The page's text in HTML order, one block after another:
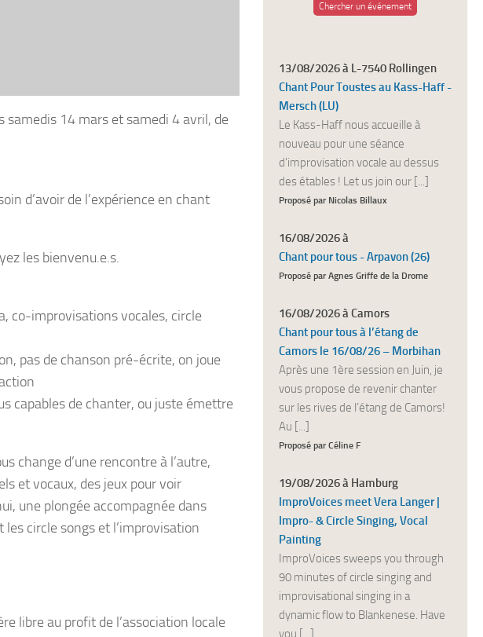
samedis 14 mars et samedi 4 avril, de
d’avoir de l’expérience en chant
les bienvenu.e.s.
co-improvisations vocales, circle
pas de chanson pré-écrite, on joue
capables de chanter, ou juste émettre
change d’une rencontre à l’autre,
et vocaux, des jeux pour voir
une plongée accompagnée dans
circle songs et l’improvisation
libre au profit de l’association locale
Chercher un événement
13/08/2026 à L-7540 Rollingen
Chant Pour Toustes au Kass-Haff -
Mersch (LU)
Le Kass-Haff nous accueille à
nouveau pour une séance
d'improvisation vocale au dessus
des étables ! Let us join our [...]
Proposé par Nicolas Billaux
16/08/2026 à
Chant pour tous - Arpavon (26)
Proposé par Agnes Griffe de la Drome
16/08/2026 à Camors
Chant pour tous à l’étang de
Camors le 16/08/26 – Morbihan
Après une 1ère session en Juin, je
vous propose de revenir chanter
sur les rives de l’étang de Camors!
Au [...]
Proposé par Céline F
19/08/2026 à Hamburg
ImproVoices meet Vera Langer |
Impro- & Circle Singing, Vocal
Painting
ImproVoices sweeps you through
90 minutes of circle singing and
improvisational singing in a
dynamic flow to Blankenese. Have
you [...]